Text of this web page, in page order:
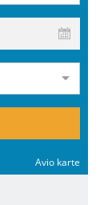
Avio karte